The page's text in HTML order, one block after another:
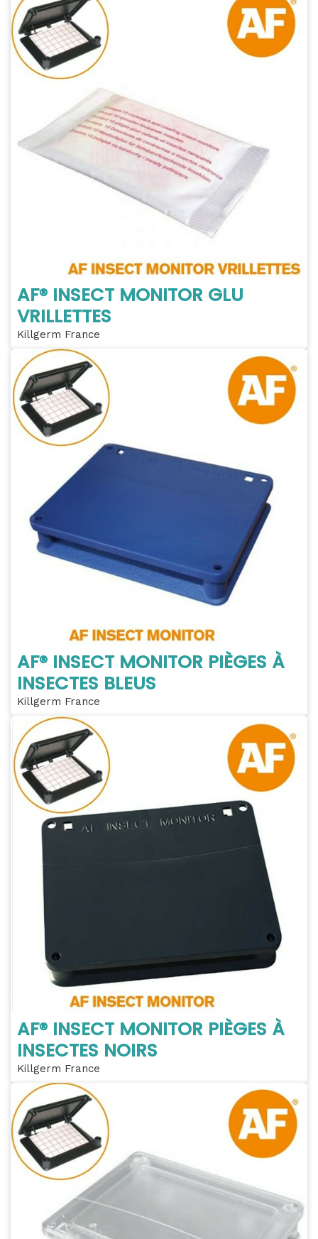
AF® INSECT MONITOR GLU
VRILLETTES
Killgerm France
AF® INSECT MONITOR PIÈGES À
INSECTES BLEUS
Killgerm France
AF® INSECT MONITOR PIÈGES À
INSECTES NOIRS
Killgerm France